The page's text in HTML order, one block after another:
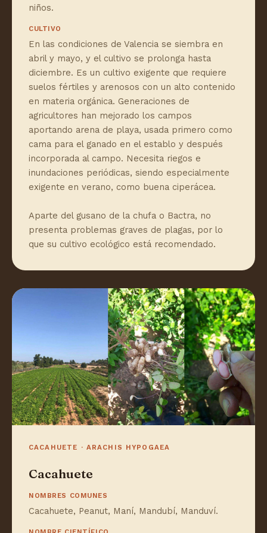
niños.
CULTIVO
En las condiciones de Valencia se siembra en
abril y mayo, y el cultivo se prolonga hasta
diciembre. Es un cultivo exigente que requiere
suelos fértiles y arenosos con un alto contenido
en materia orgánica. Generaciones de
agricultores han mejorado los campos
aportando arena de playa, usada primero como
cama para el ganado en el establo y después
incorporada al campo. Necesita riegos e
inundaciones periódicas, siendo especialmente
exigente en verano, como buena ciperácea.
Aparte del gusano de la chufa o Bactra, no
presenta problemas graves de plagas, por lo
que su cultivo ecológico está recomendado.
CACAHUETE · ARACHIS HYPOGAEA
Cacahuete
NOMBRES COMUNES
Cacahuete, Peanut, Maní, Mandubí, Manduví.